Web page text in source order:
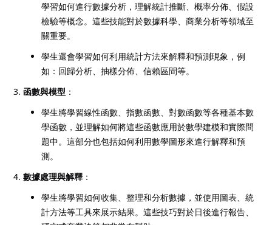
學習如何進行數據分析，理解統計推斷、概率分佈、假設
檢驗等概念。這些技能對於數據科學、商業分析等領域至
關重要。
學生還會學習如何利用統計方法來解釋和預測現象，例
如：回歸分析、抽樣分佈、信賴區間等。
函數與模型 ：
學生將學習線性函數、指數函數、對數函數等各種基本數
學函數，並理解如何將這些函數應用於數學建模和實際問
題中。這部分也包括如何利用數學圖形來進行解釋和預
測。
數據處理與解釋 ：
學生將學習如何收集、整理和分析數據，並使用圖表、統
計方法等工具來展示結果。這些技巧對於日後進行報告、